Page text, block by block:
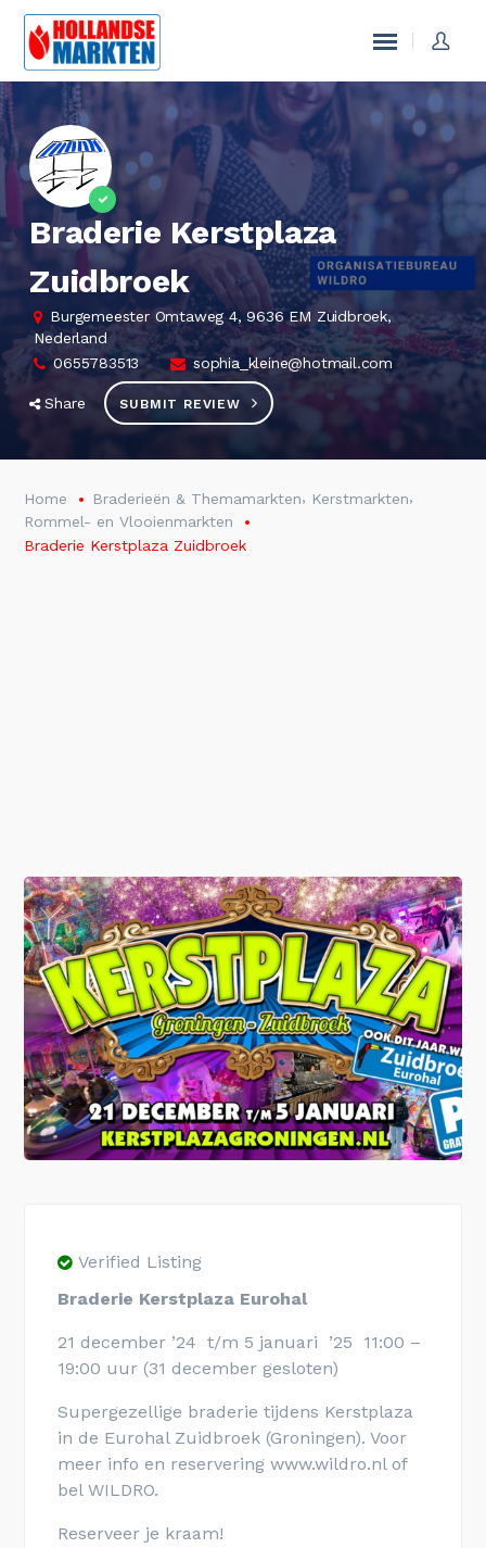
Braderie Kerstplaza
Zuidbroek
Burgemeester Omtaweg 4, 9636 EM Zuidbroek,
Nederland
0655783513
sophia_kleine@hotmail.com
Share SUBMIT REVIEW
Home Braderieën & Themamarkten, Kerstmarkten,
Rommel- en Vlooienmarkten
Braderie Kerstplaza Zuidbroek
Verified Listing
Braderie Kerstplaza Eurohal
21 december ’24 t/m 5 januari ’25 11:00 –
19:00 uur (31 december gesloten)
Supergezellige braderie tijdens Kerstplaza
in de Eurohal Zuidbroek (Groningen). Voor
meer info en reservering www.wildro.nl of
bel WILDRO.
Reserveer je kraam!